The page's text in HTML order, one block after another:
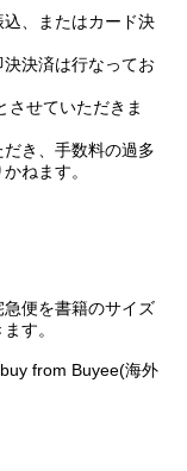
、またはカード決
決済は行なってお
させていただきま
き、手数料の過多
ねます。
便を書籍のサイズ
す。
from Buyee(海外